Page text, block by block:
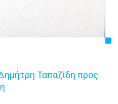
Ταπαζίδη προς